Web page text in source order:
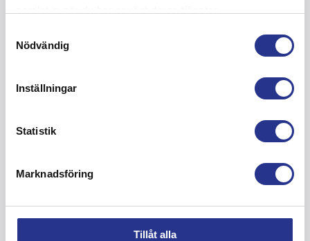
Nödvändig
Inställningar
Statistik
Marknadsföring
Tillåt alla
Arbeta här
Kontakt